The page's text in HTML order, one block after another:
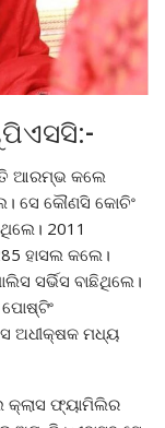
ଆରମ୍ଭ କଲେ
ସେ କୌଣସି କୋଚିଂ
2011
ହାସଲ କଲେ।
ସର୍ଭିସ ବାଛିଥିଲେ।
ପୋଷ୍ଟିଂ
ଅଧୀକ୍ଷକ ମଧ୍ୟ
କ୍ଲାସ ଫ୍ୟାମିଲିର